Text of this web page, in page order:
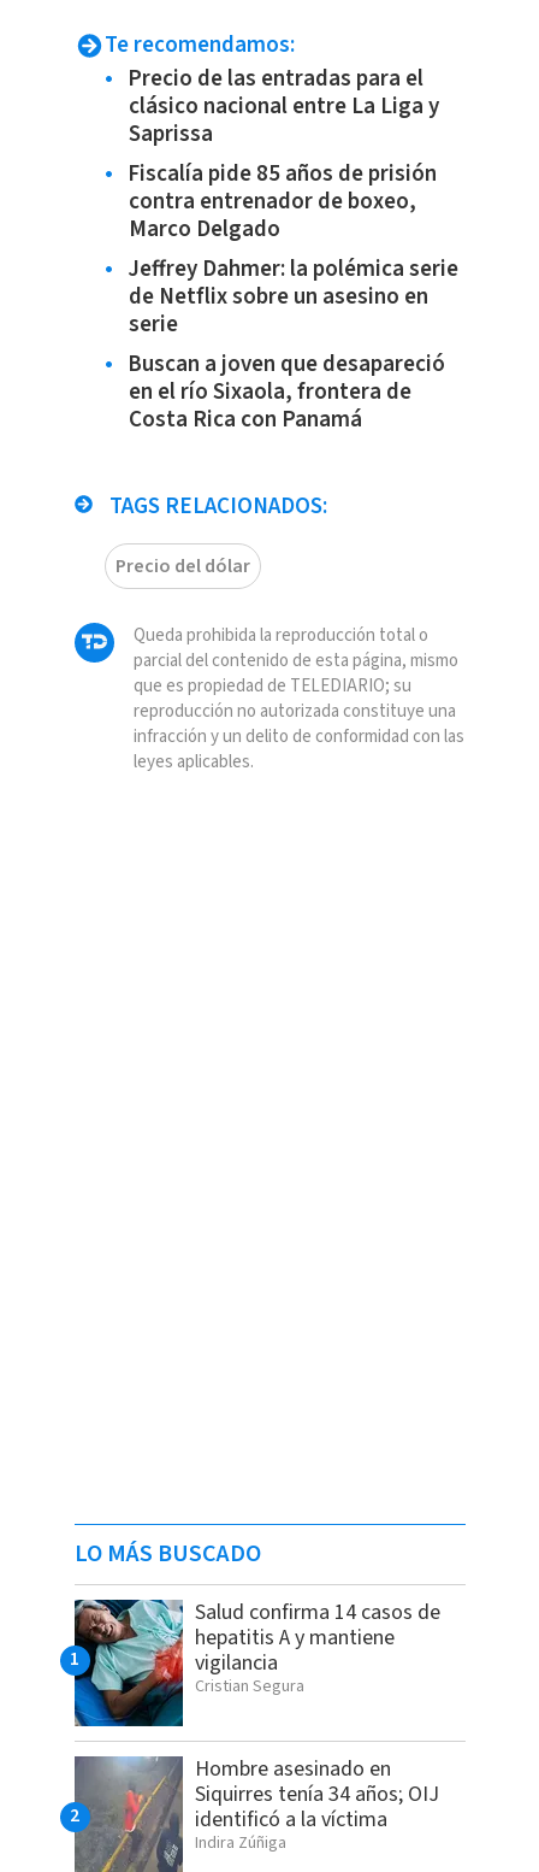
Te recomendamos:
Precio de las entradas para el
clásico nacional entre La Liga y
Saprissa
Fiscalía pide 85 años de prisión
contra entrenador de boxeo,
Marco Delgado
Jeffrey Dahmer: la polémica serie
de Netflix sobre un asesino en
serie
Buscan a joven que desapareció
en el río Sixaola, frontera de
Costa Rica con Panamá
TAGS RELACIONADOS:
Precio del dólar
Queda prohibida la reproducción total o
parcial del contenido de esta página, mismo
que es propiedad de TELEDIARIO; su
reproducción no autorizada constituye una
infracción y un delito de conformidad con las
leyes aplicables.
LO MÁS BUSCADO
Salud confirma 14 casos de
hepatitis A y mantiene
vigilancia
Cristian Segura
Hombre asesinado en
Siquirres tenía 34 años; OIJ
identificó a la víctima
Indira Zúñiga